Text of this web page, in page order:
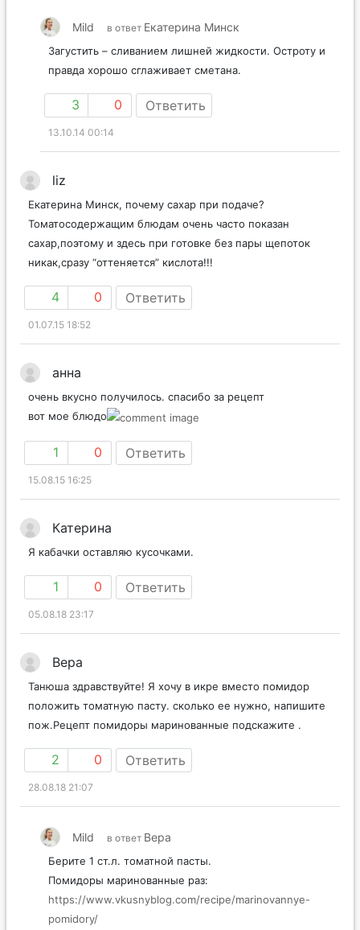
Mild в ответ Екатерина Минск
Загустить – сливанием лишней жидкости. Остроту и
правда хорошо сглаживает сметана.
3 0 Ответить
13.10.14 00:14
liz
Екатерина Минск, почему сахар при подаче?
Томатосодержащим блюдам очень часто показан
сахар,поэтому и здесь при готовке без пары щепоток
никак,сразу “оттеняется” кислота!!!
4 0 Ответить
01.07.15 18:52
анна
очень вкусно получилось. спасибо за рецепт
вот мое блюдо
1 0 Ответить
15.08.15 16:25
Катерина
Я кабачки оставляю кусочками.
1 0 Ответить
05.08.18 23:17
Вера
Танюша здравствуйте! Я хочу в икре вместо помидор
положить томатную пасту. сколько ее нужно, напишите
пож.Рецепт помидоры маринованные подскажите .
2 0 Ответить
28.08.18 21:07
Mild в ответ Вера
Берите 1 ст.л. томатной пасты.
Помидоры маринованные раз:
https://www.vkusnyblog.com/recipe/marinovannye-
pomidory/